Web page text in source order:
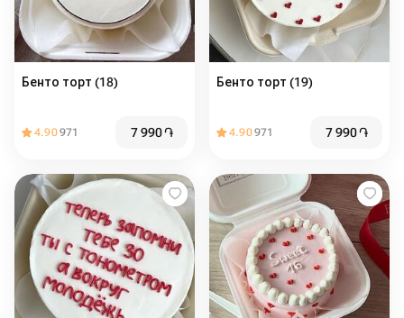
Бенто торт (18)
4.90971 7 990֏
Бенто торт (19)
4.90971 7 990֏